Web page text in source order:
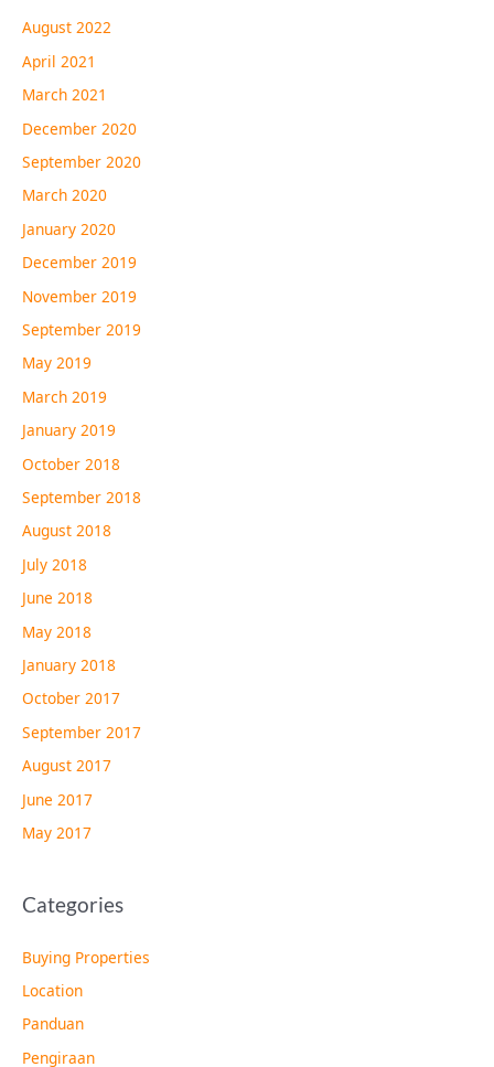
August 2022
April 2021
March 2021
December 2020
September 2020
March 2020
January 2020
December 2019
November 2019
September 2019
May 2019
March 2019
January 2019
October 2018
September 2018
August 2018
July 2018
June 2018
May 2018
January 2018
October 2017
September 2017
August 2017
June 2017
May 2017
Categories
Buying Properties
Location
Panduan
Pengiraan